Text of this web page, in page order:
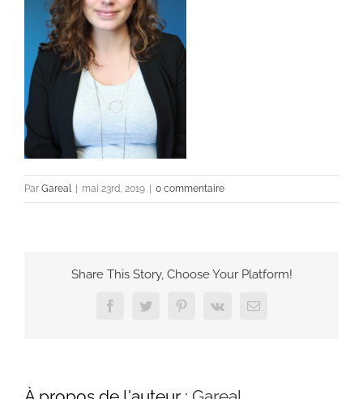
Par Gareal mai 23rd, 2019 0 commentaire
Share This Story, Choose Your Platform!
FacebookTwitterPinterest
Vk Email